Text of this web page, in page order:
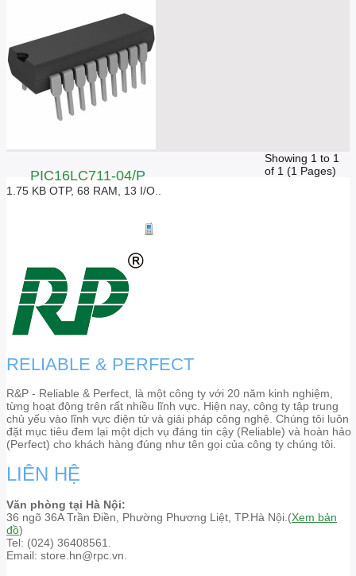
PIC16LC711-04/P
1.75 KB OTP, 68 RAM, 13 I/O..
Showing 1 to 1
of 1 (1 Pages)
RELIABLE & PERFECT
R&P - Reliable & Perfect, là một công ty với 20 năm kinh nghiệm,
từng hoạt động trên rất nhiều lĩnh vực. Hiện nay, công ty tập trung
chủ yếu vào lĩnh vực điện tử và giải pháp công nghệ. Chúng tôi luôn
đặt mục tiêu đem lại một dịch vụ đáng tin cậy (Reliable) và hoàn hảo
(Perfect) cho khách hàng đúng như tên gọi của công ty chúng tôi.
LIÊN HỆ
Văn phòng tại Hà Nội:
36 ngõ 36A Trần Điền, Phường Phương Liệt, TP.Hà Nội.(Xem bản
đồ)
Tel: (024) 36408561.
Email: store.hn@rpc.vn.